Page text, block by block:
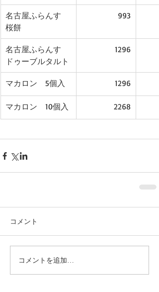
名古屋ふらんす
桜餅
993
名古屋ふらんす
ドゥーブルタルト
1296
マカロン　5個入 1296
マカロン　10個入 2268
コメント
コメントを追加…